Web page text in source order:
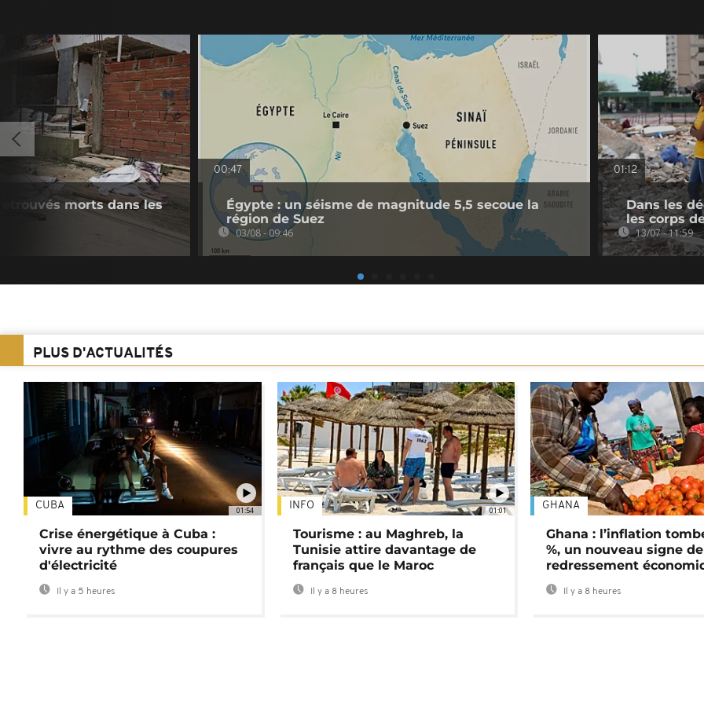
morts dans les
00:47
Égypte : un séisme de magnitude 5,5 secoue la
région de Suez
03/08 - 09:46
01:12
Dans les
les corps
13/07 - 11:59
PLUS D'ACTUALITÉS
01:54
CUBA
Crise énergétique à Cuba :
vivre au rythme des coupures
d'électricité
Il y a 5 heures
01:01
INFO
Tourisme : au Maghreb, la
Tunisie attire davantage de
français que le Maroc
Il y a 8 heures
GHANA
Ghana : l’inflation
%, un nouveau signe de
redressement
Il y a 8 heures